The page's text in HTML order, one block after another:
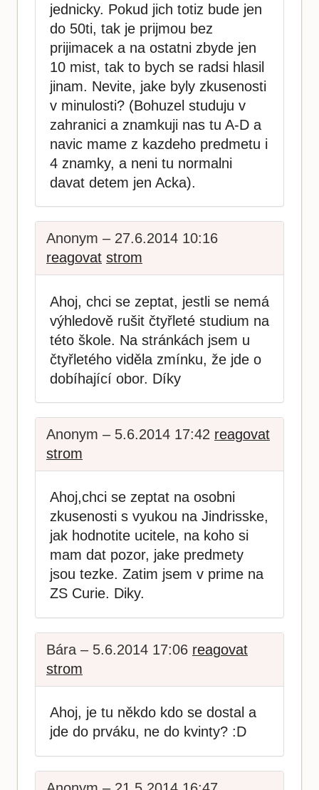
jednicky. Pokud jich totiz bude jen
do 50ti, tak je prijmou bez
prijimacek a na ostatni zbyde jen
10 mist, tak to bych se radsi hlasil
jinam. Nevite, jake byly zkusenosti
v minulosti? (Bohuzel studuju v
zahranici a znamkuji nas tu A-D a
navic mame z kazdeho predmetu i
4 znamky, a neni tu normalni
davat detem jen Acka).
Anonym – 27.6.2014 10:16
reagovat strom
Ahoj, chci se zeptat, jestli se nemá
výhledově rušit čtyřleté studium na
této škole. Na stránkách jsem u
čtyřletého viděla zmínku, že jde o
dobíhající obor. Díky
Anonym – 5.6.2014 17:42 reagovat
strom
Ahoj,chci se zeptat na osobni
zkusenosti s vyukou na Jindrisske,
jak hodnotite ucitele, na koho si
mam dat pozor, jake predmety
jsou tezke. Zatim jsem v prime na
ZS Curie. Diky.
Bára – 5.6.2014 17:06 reagovat
strom
Ahoj, je tu někdo kdo se dostal a
jde do prváku, ne do kvinty? :D